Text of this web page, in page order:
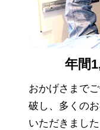
年間
おかげさまで
破し、多くの
いただきました